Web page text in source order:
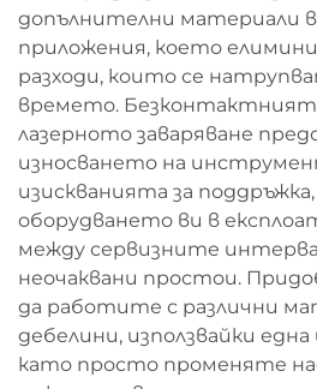
допълнителни материали
приложения, което
разходи, които се
времето. Безконтактният
лазерното заваряване
износването на
изискванията за
оборудването ви в
между сервизните
неочаквани простои.
да работите с различни
дебелини, използвайки
като просто променяте